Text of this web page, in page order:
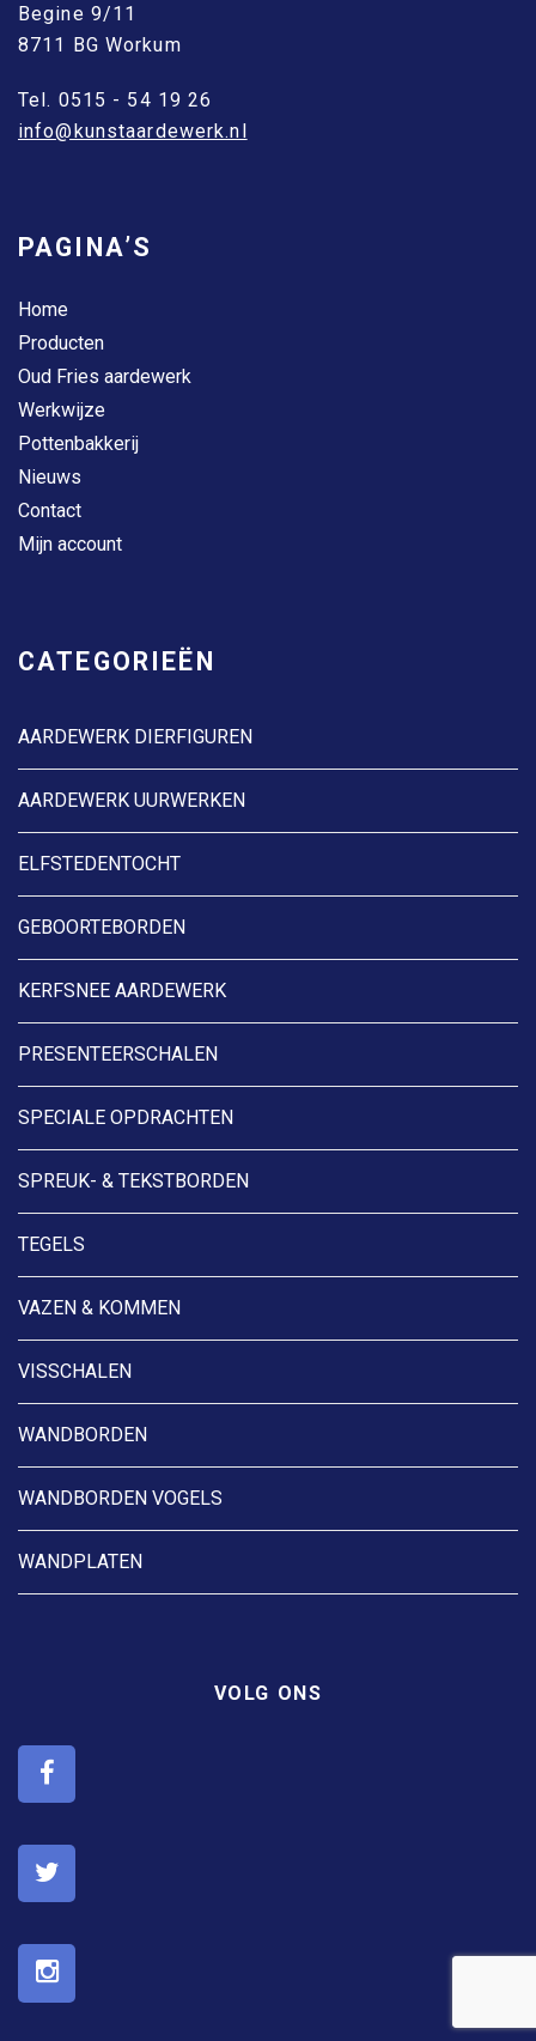
Begine 9/11
8711 BG Workum
Tel. 0515 - 54 19 26
info@kunstaardewerk.nl
PAGINA’S
Home
Producten
Oud Fries aardewerk
Werkwijze
Pottenbakkerij
Nieuws
Contact
Mijn account
CATEGORIEËN
AARDEWERK DIERFIGUREN
AARDEWERK UURWERKEN
ELFSTEDENTOCHT
GEBOORTEBORDEN
KERFSNEE AARDEWERK
PRESENTEERSCHALEN
SPECIALE OPDRACHTEN
SPREUK- & TEKSTBORDEN
TEGELS
VAZEN & KOMMEN
VISSCHALEN
WANDBORDEN
WANDBORDEN VOGELS
WANDPLATEN
VOLG ONS